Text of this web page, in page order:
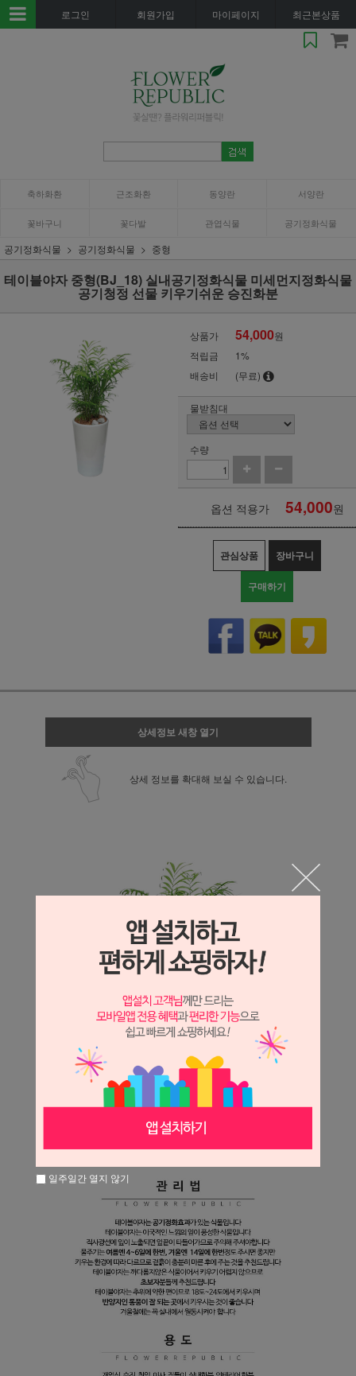
로그인 회원가입 마이페이지 최근본상품
축하화환 근조화환 동양란 서양란
꽃바구니 꽃다발 관엽식물 공기정화식물
공기정화식물 공기정화식물 중형
테이블야자 중형(BJ_18) 실내공기정화식물 미세먼지정화식물
공기청정 선물 키우기쉬운 승진화분
상품가 54,000원
적립금
1%
배송비
(무료)
물받침대
수량
옵션 적용가 54,000원
관심상품 장바구니
구매하기
상세정보 새창 열기
상세 정보를 확대해 보실 수 있습니다.
일주일간 열지 않기